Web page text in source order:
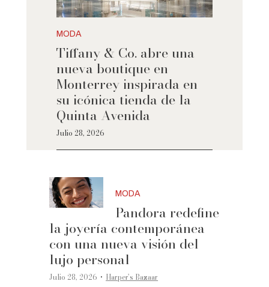
MODA
Tiffany & Co. abre una
nueva boutique en
Monterrey inspirada en
su icónica tienda de la
Quinta Avenida
Julio 28, 2026
MODA
Pandora redefine
la joyería contemporánea
con una nueva visión del
lujo personal
Julio 28, 2026 ·Harper’s Bazaar